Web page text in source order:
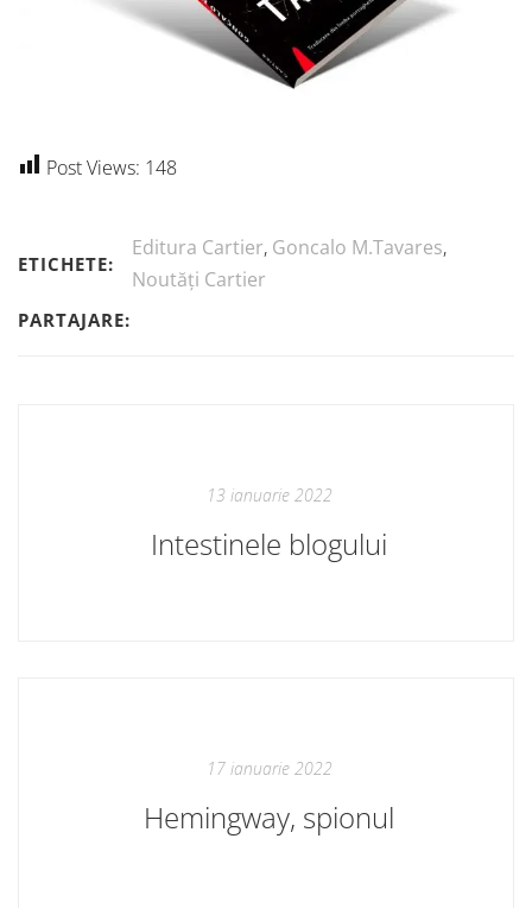
Post Views: 148
ETICHETE:
Editura Cartier, Goncalo M.Tavares,
Noutăți Cartier
PARTAJARE:
13 ianuarie 2022
Intestinele blogului
17 ianuarie 2022
Hemingway, spionul